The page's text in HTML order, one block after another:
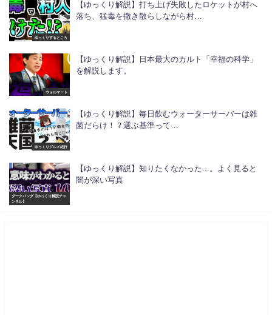
ゆっくりするところ
【ゆっくり解説】打ち上げ失敗したロケットが村へ
落ち、猛毒を撒き散らしながら村…
ウォルマート
【ゆっくり解説】日本最大のカルト「幸福の科学」
を解説します。
ゆっくりグルメ紀行
【ゆっくり解説】毎日飲むウォーターサーバーは雑
菌だらけ！？選ぶ基準って…
ダークパンダ【ゆっくり解説チャ
ンネル】
【ゆっくり解説】知りたくなかった...。よく見ると
闇が深い写真